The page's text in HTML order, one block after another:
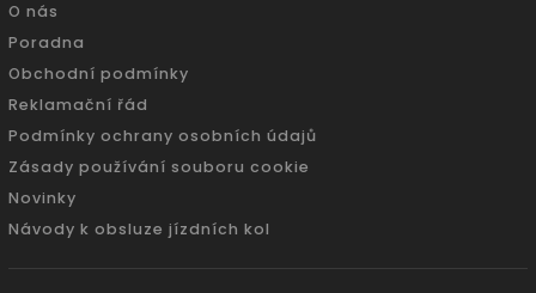
O nás
Poradna
Obchodní podmínky
Reklamační řád
Podmínky ochrany osobních údajů
Zásady používání souboru cookie
Novinky
Návody k obsluze jízdních kol